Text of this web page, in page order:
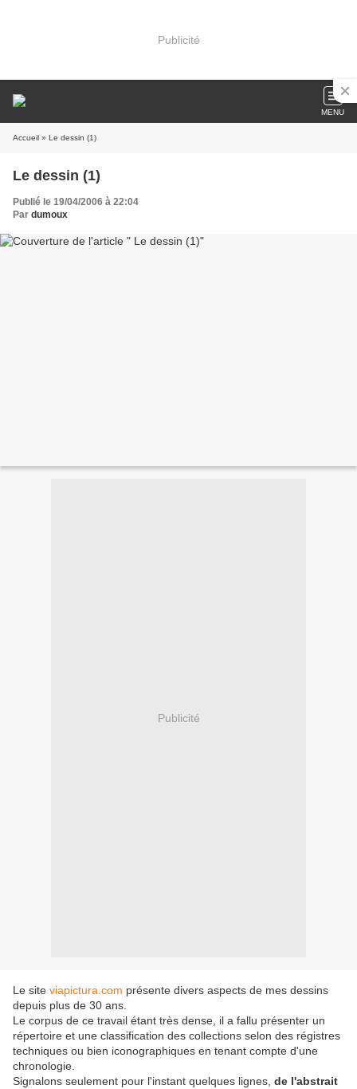
Publicité
MENU
Accueil » Le dessin (1)
Le dessin (1)
Publié le 19/04/2006 à 22:04
Par dumoux
Publicité
Le site viapictura.com présente divers aspects de mes dessins
depuis plus de 30 ans.
Le corpus de ce travail étant très dense, il a fallu présenter un
répertoire et une classification des collections selon des régistres
techniques ou bien iconographiques en tenant compte d'une
chronologie.
Signalons seulement pour l'instant quelques lignes, de l'abstrait